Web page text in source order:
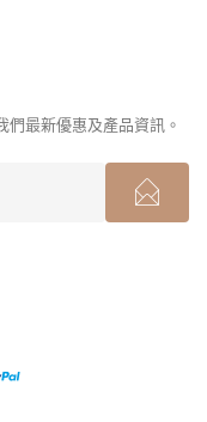
最新優惠及產品資訊。